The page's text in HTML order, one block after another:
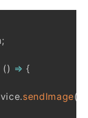
;
() => {
.sendImage(